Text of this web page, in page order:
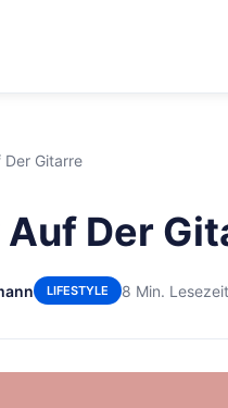
Gitarre
Der
LIFESTYLE 8 Min. Lesezeit